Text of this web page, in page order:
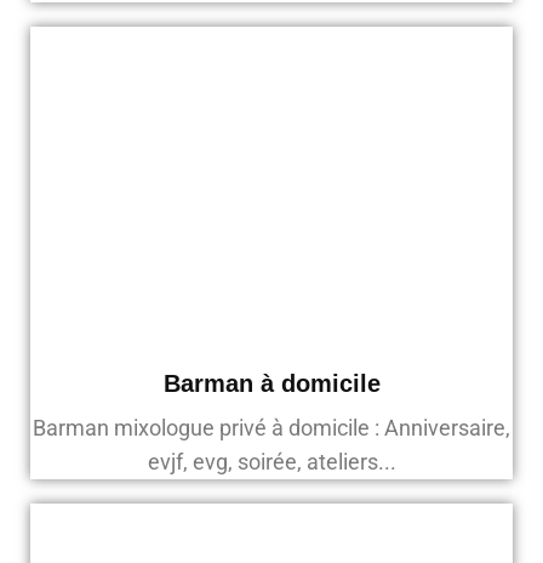
Barman à domicile
Barman mixologue privé à domicile : Anniversaire,
evjf, evg, soirée, ateliers...